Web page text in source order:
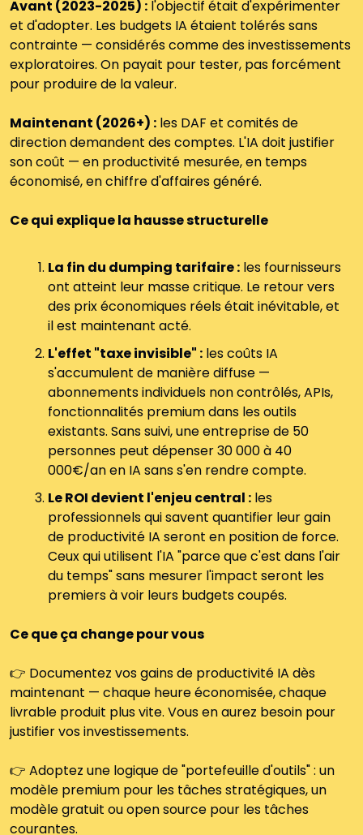
Avant (2023-2025) : l'objectif était d'expérimenter
et d'adopter. Les budgets IA étaient tolérés sans
contrainte — considérés comme des investissements
exploratoires. On payait pour tester, pas forcément
pour produire de la valeur.
Maintenant (2026+) : les DAF et comités de
direction demandent des comptes. L'IA doit justifier
son coût — en productivité mesurée, en temps
économisé, en chiffre d'affaires généré.
Ce qui explique la hausse structurelle
La fin du dumping tarifaire : les fournisseurs
ont atteint leur masse critique. Le retour vers
des prix économiques réels était inévitable, et
il est maintenant acté.
L'effet "taxe invisible" : les coûts IA
s'accumulent de manière diffuse —
abonnements individuels non contrôlés, APIs,
fonctionnalités premium dans les outils
existants. Sans suivi, une entreprise de 50
personnes peut dépenser 30 000 à 40
000€/an en IA sans s'en rendre compte.
Le ROI devient l'enjeu central : les
professionnels qui savent quantifier leur gain
de productivité IA seront en position de force.
Ceux qui utilisent l'IA "parce que c'est dans l'air
du temps" sans mesurer l'impact seront les
premiers à voir leurs budgets coupés.
Ce que ça change pour vous
👉 Documentez vos gains de productivité IA dès
maintenant — chaque heure économisée, chaque
livrable produit plus vite. Vous en aurez besoin pour
justifier vos investissements.
👉 Adoptez une logique de "portefeuille d'outils" : un
modèle premium pour les tâches stratégiques, un
modèle gratuit ou open source pour les tâches
courantes.